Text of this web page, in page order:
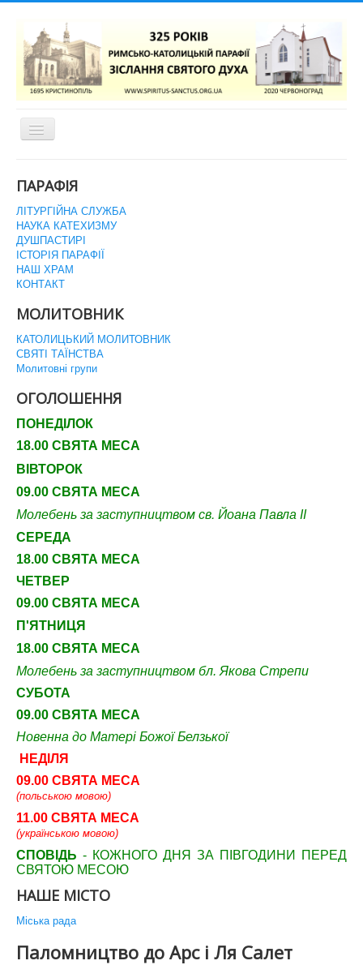
Перемикач
навігації
ПАРАФІЯ
ЛІТУРГІЙНА СЛУЖБА
НАУКА КАТЕХИЗМУ
ДУШПАСТИРІ
ІСТОРІЯ ПАРАФІЇ
НАШ ХРАМ
КОНТАКТ
МОЛИТОВНИК
КАТОЛИЦЬКИЙ МОЛИТОВНИК
СВЯТІ ТАЇНСТВА
Молитовні групи
ОГОЛОШЕННЯ
ПОНЕДІЛОК
18.00 СВЯТА МЕСА
ВІВТОРОК
09.00 СВЯТА МЕСА
Молебень за заступництвом св. Йоана Павла ІІ
СЕРЕДА
18.00 СВЯТА МЕСА
ЧЕТВЕР
09.00 СВЯТА МЕСА
П'ЯТНИЦЯ
18.00 СВЯТА МЕСА
Молебень за заступництвом бл. Якова Стрепи
СУБОТА
09.00 СВЯТА МЕСА
Новенна до Матері Божої Белзької
НЕДІЛЯ
09.00 СВЯТА МЕСА
(польською мовою)
11.00 СВЯТА МЕСА
(українською мовою)
СПОВІДЬ - КОЖНОГО ДНЯ ЗА ПІВГОДИНИ ПЕРЕД
СВЯТОЮ МЕСОЮ
НАШЕ МІСТО
Міська рада
Паломництво до Арс і Ля Салет